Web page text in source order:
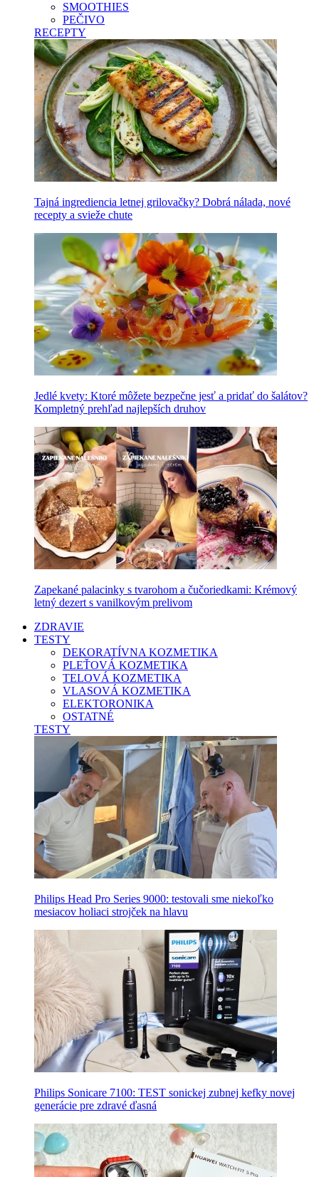
SMOOTHIES
PEČIVO
RECEPTY
Tajná ingrediencia letnej grilovačky? Dobrá nálada, nové
recepty a svieže chute
Jedlé kvety: Ktoré môžete bezpečne jesť a pridať do šalátov?
Kompletný prehľad najlepších druhov
Zapekané palacinky s tvarohom a čučoriedkami: Krémový
letný dezert s vanilkovým prelivom
ZDRAVIE
TESTY
DEKORATÍVNA KOZMETIKA
PLEŤOVÁ KOZMETIKA
TELOVÁ KOZMETIKA
VLASOVÁ KOZMETIKA
ELEKTORONIKA
OSTATNÉ
TESTY
Philips Head Pro Series 9000: testovali sme niekoľko
mesiacov holiaci strojček na hlavu
Philips Sonicare 7100: TEST sonickej zubnej kefky novej
generácie pre zdravé ďasná